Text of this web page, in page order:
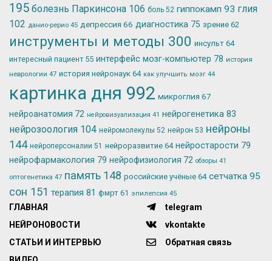
195 болезнь Паркинсона 106 боль 52 гиппокамп 93 глия
102 данио-рерио 45 депрессия 66 диагностика 75 зрение 62
инструменты и методы 300 инсульт 64
интересный пациент 55 интерфейс мозг-компьютер 78 история
неврологии 47 история нейронаук 64 как улучшить мозг 44
картинка дня 992 микроглия 67
нейроанатомия 72 нейровизуализация 41 нейрогенетика 83
нейрозоология 104 нейромолекулы 52 нейрон 53 нейроны
144 нейроперсоналии 51 нейроразвитие 64 нейростарости 79
нейрофармакология 79 нейрофизиология 72 обзоры 41
оптогенетика 47 память 148 российские учёные 64 сетчатка 95
сон 151 терапия 81 фмрт 61 эпилепсия 45
ГЛАВНАЯ
НЕЙРОНОВОСТИ
СТАТЬИ И ИНТЕРВЬЮ
telegram
vkontakte
Обратная связь